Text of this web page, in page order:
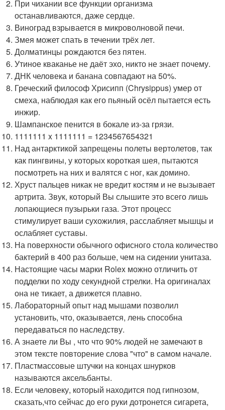
При чихании все функции организма
останавливаются, даже сердце.
Виноград взрывается в микроволновой печи.
Змея может спать в течении трёх лет.
Долматинцы рождаются без пятен.
Утиное кваканье не даёт эхо, никто не знает почему.
ДНК человека и банана совпадают на 50%.
Греческий философ Хрисипп (Chrysippus) умер от
смеха, наблюдая как его пьяный осёл пытается есть
инжир.
Шампанское пенится в бокале из-за грязи.
1111111 x 1111111 = 1234567654321
Над антарктикой запрещены полеты вертолетов, так
как пингвины, у которых короткая шея, пытаются
посмотреть на них и валятся с ног, как домино.
Хруст пальцев никак не вредит костям и не вызывает
артрита. Звук, который Вы слышите это всего лишь
лопающиеся пузырьки газа. Этот процесс
стимулирует ваши сухожилия, расслабляет мышцы и
ослабляет суставы.
На поверхности обычного офисного стола количество
бактерий в 400 раз больше, чем на сидении унитаза.
Настоящие часы марки Rolex можно отличить от
подделки по ходу секундной стрелки. На оригиналах
она не тикает, а движется плавно.
Лабораторный опыт над мышами позволил
установить, что, оказывается, лень способна
передаваться по наследству.
А знаете ли Вы , что что 90% людей не замечают в
этом тексте повторение слова "что" в самом начале.
Пластмассовые штучки на концах шнурков
называются аксельбанты.
Если человеку, который находится под гипнозом,
сказать,что сейчас до его руки дотронется сигарета,